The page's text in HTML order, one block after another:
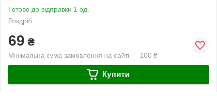
Готово до відправки 1 од.
Роздріб
69 ₴
Мінімальна сума замовлення на сайті — 100 ₴
Купити